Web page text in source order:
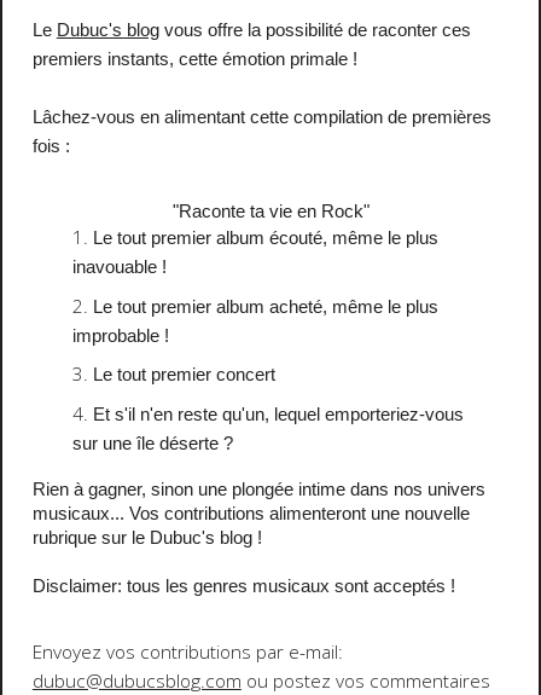
Le Dubuc's blogvous offre la possibilité de raconter ces
premiers instants, cette émotion primale !
Lâchez-vous en alimentant cette compilation de premières
fois :
"Raconte ta vie en Rock"
Le tout premier album écouté, même le plus
inavouable !
Le tout premier album acheté, même le plus
improbable !
Le tout premier concert
Et s'il n'en reste qu'un, lequel emporteriez-vous
sur une île déserte ?
Rien à gagner, sinon une plongée intime dans nos univers
musicaux... Vos contributions alimenteront une nouvelle
rubrique sur le Dubuc's blog !
Disclaimer: tous les genres musicaux sont acceptés !
Envoyez vos contributions par e-mail:
dubuc@dubucsblog.com ou postez vos commentaires